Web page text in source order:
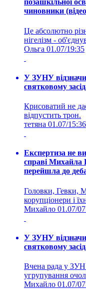
позашкільної
чиновники
Це абсолютно
нігелізм -
Ольга 01.07/19:35
У ЗУНУ
святковому
Крисоватий не
відпустить трон.
тетяна 01.07/15:36
Експертиза не
справі Михайла
перейшла до
Головки, Гевки,
корупціонери і
Михайло 01.07/
У ЗУНУ
святковому
Вчена рада у
угрупування
Михайло 01.07/